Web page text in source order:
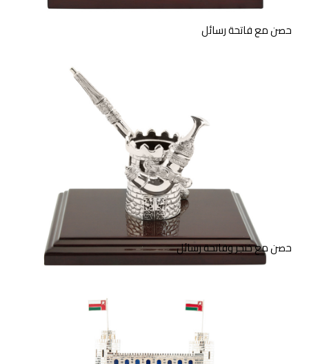
حصن مع فاتحة رسائل
منحوتة من الفضة الإسترليني
لحصن وفاتحة رسائل على قاعدة
خشبية.
حصن مع خنجر وفاتحة رسائل